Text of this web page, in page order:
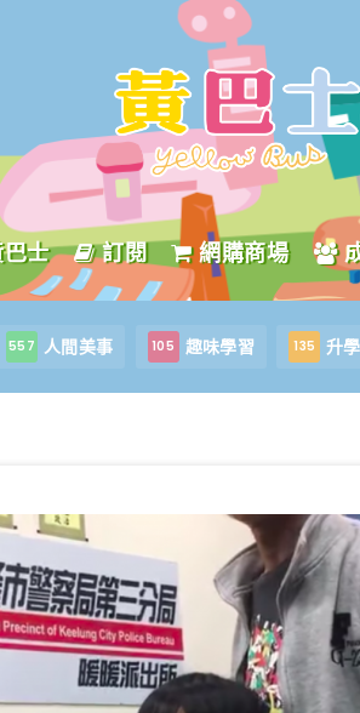
士 訂閱 網購商場
557 人間美事 105 趣味學習 135 升